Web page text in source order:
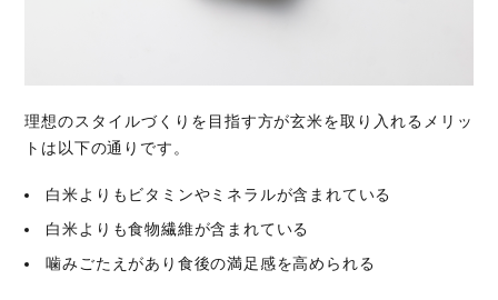
理想のスタイルづくりを目指す方が玄米を取り入れるメリッ
トは以下の通りです。
白米よりもビタミンやミネラルが含まれている
白米よりも食物繊維が含まれている
噛みごたえがあり食後の満足感を高められる